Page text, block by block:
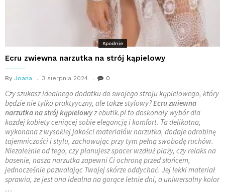
Spodnie
Ecru zwiewna narzutka na strój kąpielowy
By Joana 3 sierpnia 2024 0
Czy szukasz idealnego dodatku do swojego stroju kąpielowego, który
będzie nie tylko praktyyczny, ale także stylowy?Ecru zwiewna
narzutka na strój kąpielowyz ebutik.pl to doskonały wybór dla
każdej kobiety ceniącej sobie elegancję i komfort. Ta delikatna,
wykonana z wysokiej jakości materiałów narzutka, dodaje odrobinę
tajemniczości i stylu, zachowując przy tym pełną swobodę ruchów.
Niezależnie od tego, czy planujesz spacer wzdłuż plaży, czy relaks na
basenie, nasza narzutka zapewni Ci ochronę przed słońcem,
jednocześnie pozwalając Twojej skórze oddychać. Jej lekki materiał
sprawia, że jest ona idealna na gorące letnie dni, a uniwersalny kolor
…